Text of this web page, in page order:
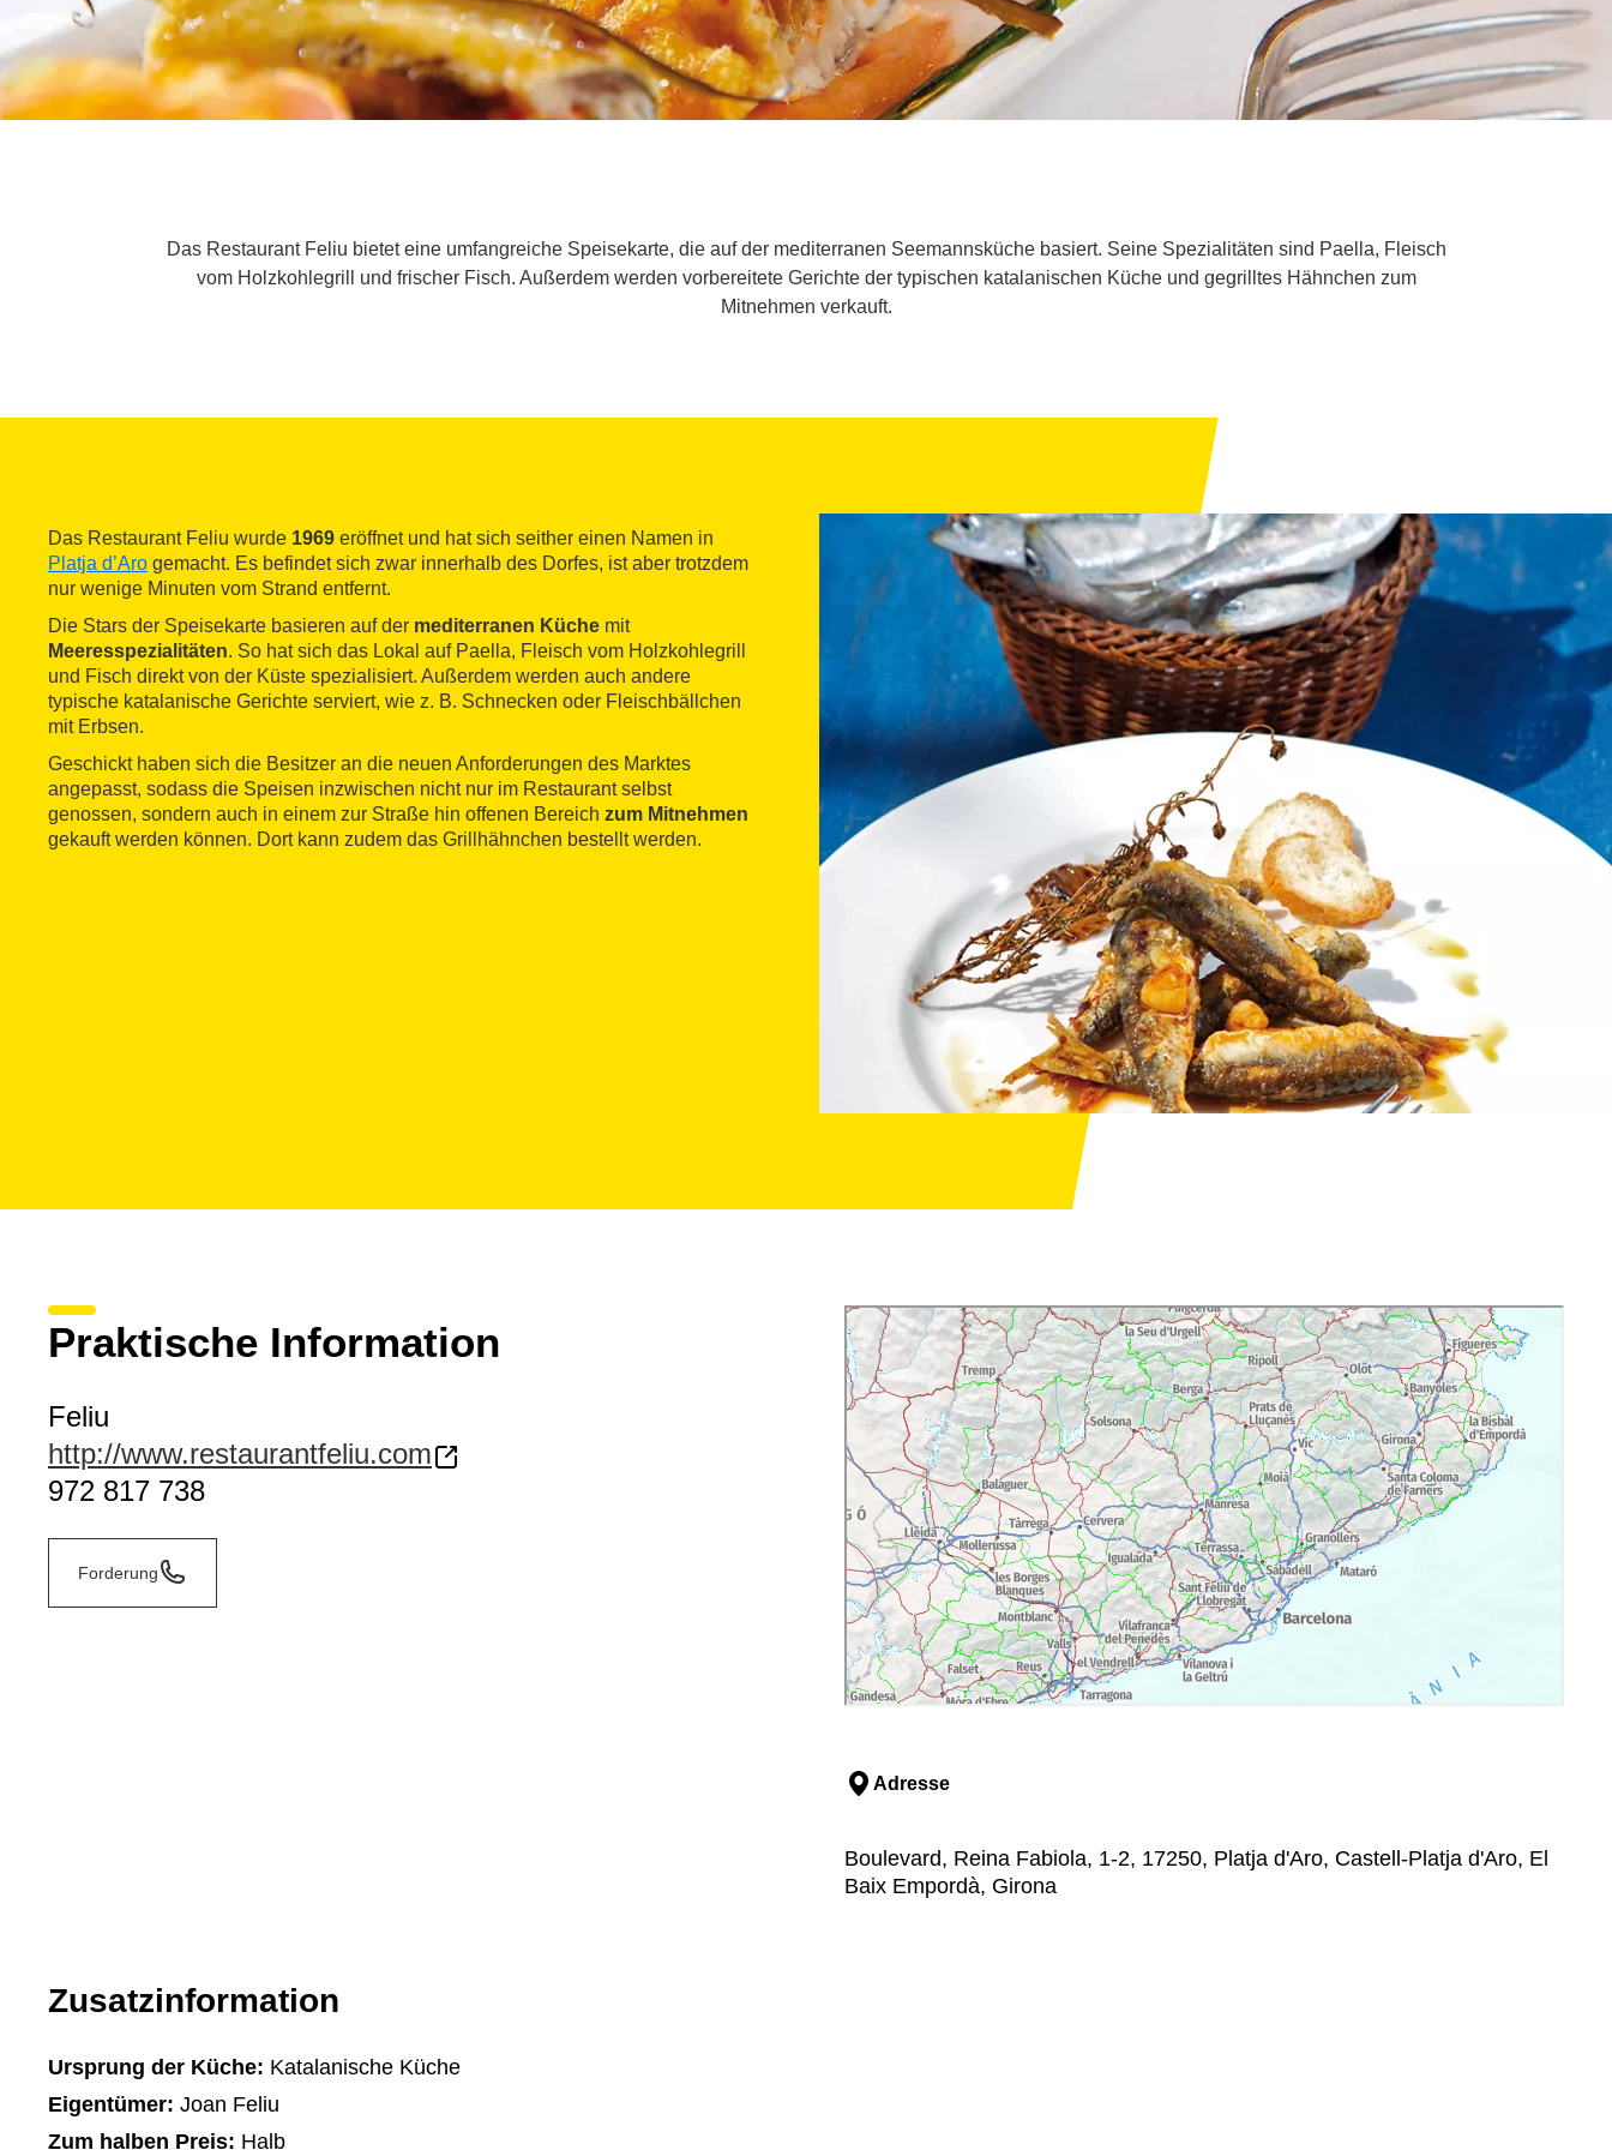
Das Restaurant Feliu bietet eine umfangreiche Speisekarte, die auf der mediterranen Seemannsküche basiert. Seine Spezialitäten sind Paella, Fleisch
vom Holzkohlegrill und frischer Fisch. Außerdem werden vorbereitete Gerichte der typischen katalanischen Küche und gegrilltes Hähnchen zum
Mitnehmen verkauft.
Das Restaurant Feliu wurde 1969 eröffnet und hat sich seither einen Namen in
Platja d’Aro gemacht. Es befindet sich zwar innerhalb des Dorfes, ist aber trotzdem
nur wenige Minuten vom Strand entfernt.
Die Stars der Speisekarte basieren auf der mediterranen Küche mit
Meeresspezialitäten. So hat sich das Lokal auf Paella, Fleisch vom Holzkohlegrill
und Fisch direkt von der Küste spezialisiert. Außerdem werden auch andere
typische katalanische Gerichte serviert, wie z. B. Schnecken oder Fleischbällchen
mit Erbsen.
Geschickt haben sich die Besitzer an die neuen Anforderungen des Marktes
angepasst, sodass die Speisen inzwischen nicht nur im Restaurant selbst
genossen, sondern auch in einem zur Straße hin offenen Bereich zum Mitnehmen
gekauft werden können. Dort kann zudem das Grillhähnchen bestellt werden.
Praktische Information
Feliu
http://www.restaurantfeliu.com
972 817 738
Forderung
Adresse
Boulevard, Reina Fabiola, 1-2, 17250, Platja d'Aro, Castell-Platja d'Aro, El
Baix Empordà, Girona
Zusatzinformation
Ursprung der Küche: Katalanische Küche
Eigentümer: Joan Feliu
Zum halben Preis: Halb